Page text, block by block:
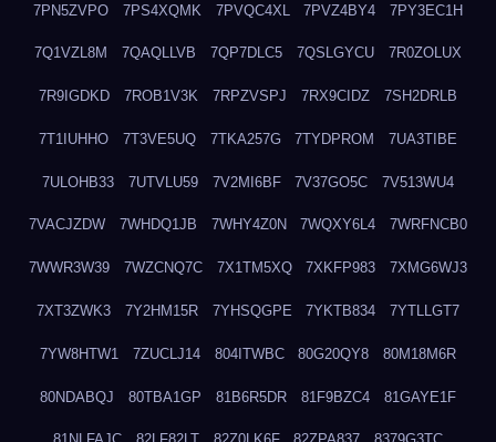
7PN5ZVPO 7PS4XQMK 7PVQC4XL 7PVZ4BY4 7PY3EC1H
7Q1VZL8M 7QAQLLVB 7QP7DLC5 7QSLGYCU 7R0ZOLUX
7R9IGDKD 7ROB1V3K 7RPZVSPJ 7RX9CIDZ 7SH2DRLB
7T1IUHHO 7T3VE5UQ 7TKA257G 7TYDPROM 7UA3TIBE
7ULOHB33 7UTVLU59 7V2MI6BF 7V37GO5C 7V513WU4
7VACJZDW 7WHDQ1JB 7WHY4Z0N 7WQXY6L4 7WRFNCB0
7WWR3W39 7WZCNQ7C 7X1TM5XQ 7XKFP983 7XMG6WJ3
7XT3ZWK3 7Y2HM15R 7YHSQGPE 7YKTB834 7YTLLGT7
7YW8HTW1 7ZUCLJ14 804ITWBC 80G20QY8 80M18M6R
80NDABQJ 80TBA1GP 81B6R5DR 81F9BZC4 81GAYE1F